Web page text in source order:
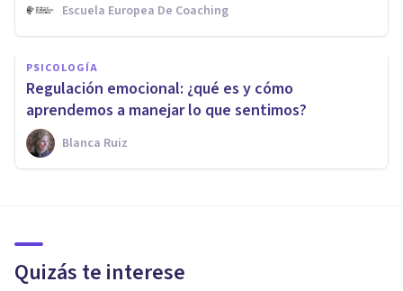
Escuela Europea De Coaching
PSICOLOGÍA
Regulación emocional: ¿qué es y cómo
aprendemos a manejar lo que sentimos?
Blanca Ruiz
Quizás te interese